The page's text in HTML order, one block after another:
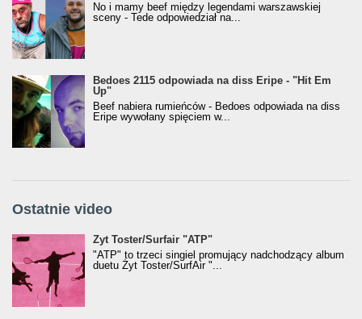
No i mamy beef między legendami warszawskiej
sceny - Tede odpowiedział na...
Bedoes 2115 odpowiada na diss Eripe - "Hit Em
Up"
Beef nabiera rumieńców - Bedoes odpowiada na diss
Eripe wywołany spięciem w...
Ostatnie video
Żyt Toster/SurfAir - ATP VIDEO
Żyt Toster/Surfair "ATP"
"ATP" to trzeci singiel promujący nadchodzący album
duetu Żyt Toster/SurfAir "...